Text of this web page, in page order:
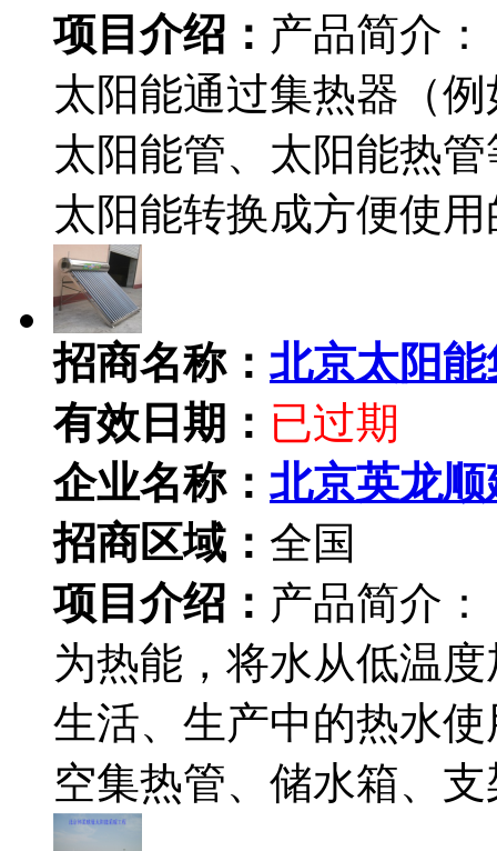
项目介绍： 产品简介
太阳能通过集热器（
太阳能管、太阳能热
太阳能转换成方便使
招商名称： 北京太阳
有效日期： 已过期
企业名称： 北京英龙
招商区域： 全国
项目介绍： 产品简介
为热能，将水从低温
生活、生产中的热水
空集热管、储水箱、